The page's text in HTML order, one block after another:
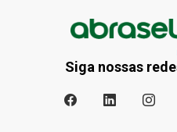
Siga nossas